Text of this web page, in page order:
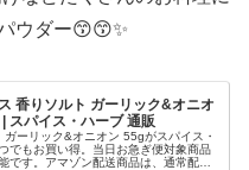
ウダー😙😙✨
香りソルト ガーリック&オニオ
スパイス・ハーブ 通販
ーリック&オニオン 55gがスパイス・
でもお買い得。当日お急ぎ便対象商品
です。アマゾン配送商品は、通常配送